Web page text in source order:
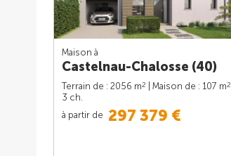
Maison à
Castelnau-Chalosse (40)
Terrain de : 2056 m2 | Maison de : 107 m2
3 ch.
à partir de 297 379 €